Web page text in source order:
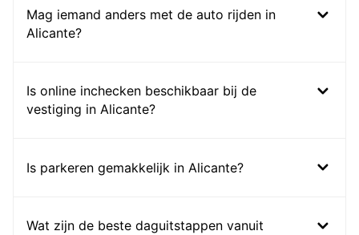
Mag iemand anders met de auto rijden in
Alicante?
Is online inchecken beschikbaar bij de
vestiging in Alicante?
Is parkeren gemakkelijk in Alicante?
Wat zijn de beste daguitstappen vanuit